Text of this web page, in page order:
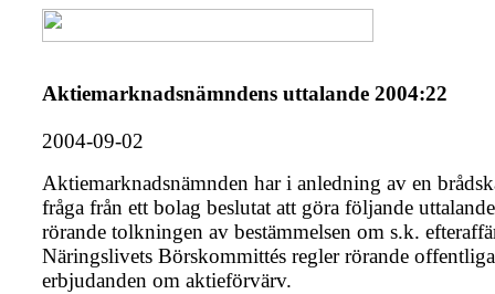
Aktiemarknadsnämndens uttalande 2004:22
2004-09-02
Aktiemarknadsnämnden har i anledning av en
fråga från ett bolag beslutat att göra följande uttalande
rörande tolkningen av bestämmelsen om s.k.
Näringslivets Börskommittés regler rörande offentliga
erbjudanden om aktieförvärv.